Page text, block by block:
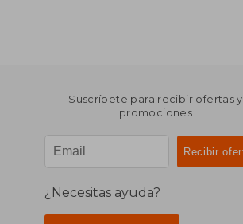
Suscríbete para recibir ofertas y
promociones
¿Necesitas ayuda?